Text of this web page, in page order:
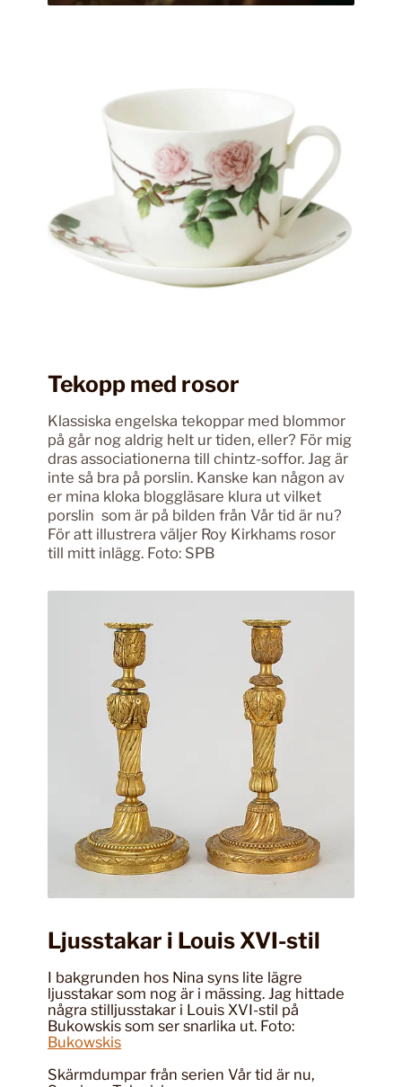
Tekopp med rosor
Klassiska engelska tekoppar med blommor
på går nog aldrig helt ur tiden, eller? För mig
dras associationerna till chintz-soffor. Jag är
inte så bra på porslin. Kanske kan någon av
er mina kloka bloggläsare klura ut vilket
porslin som är på bilden från Vår tid är nu?
För att illustrera väljer Roy Kirkhams rosor
till mitt inlägg. Foto: SPB
Ljusstakar i Louis XVI-stil
I bakgrunden hos Nina syns lite lägre
ljusstakar som nog är i mässing. Jag hittade
några stilljusstakar i Louis XVI-stil på
Bukowskis som ser snarlika ut. Foto:
Bukowskis
Skärmdumpar från serien Vår tid är nu,